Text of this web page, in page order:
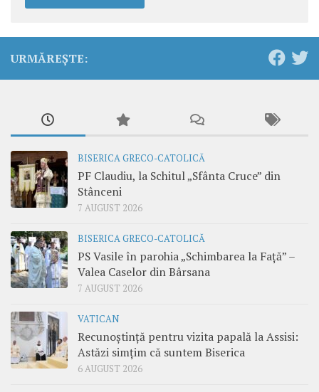
URMĂREȘTE:
BISERICA GRECO-CATOLICĂ
PF Claudiu, la Schitul „Sfânta Cruce” din
Stânceni
7 AUGUST 2026
BISERICA GRECO-CATOLICĂ
PS Vasile în parohia „Schimbarea la Față” –
Valea Caselor din Bârsana
7 AUGUST 2026
VATICAN
Recunoștință pentru vizita papală la Assisi:
Astăzi simțim că suntem Biserica
6 AUGUST 2026